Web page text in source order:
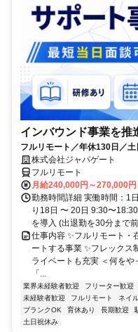
インバウンド事業を推
フルリモート／年休130日／
株式会社ジャパゲート
フルリモート
月給240,000円～270,000円
勤務時間詳細 実働時間：1
り18日 〜 20日 9:30〜
を導入 (出退勤を30分まで
仕事内容 ✨フルリモート・
ートする事業 ✨フレックス
ライベートも充実 ＜何をや
「...
業界未経験者歓迎 フリーター歓迎
未経験者歓迎
フルリモート ネイ
ブランクOK
育休あり 長期歓迎
土日祝休み